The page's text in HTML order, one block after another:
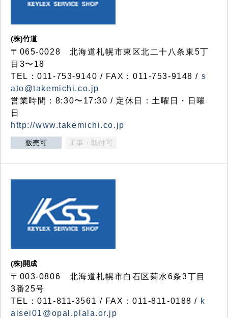
(株)竹道
〒065-0028 北海道札幌市東区北二十八条東5丁
目3〜18
TEL：011-753-9140 / FAX：011-753-9148 / s
ato@takemichi.co.jp
営業時間：8:30〜17:30 / 定休日：土曜日・日曜
日
http://www.takemichi.co.jp
販売可 工事・取付可
(株)開成
〒003-0806 北海道札幌市白石区菊水6条3丁目
3番25号
TEL：011-811-3561 / FAX：011-811-0188 / k
aisei01@opal.plala.or.jp